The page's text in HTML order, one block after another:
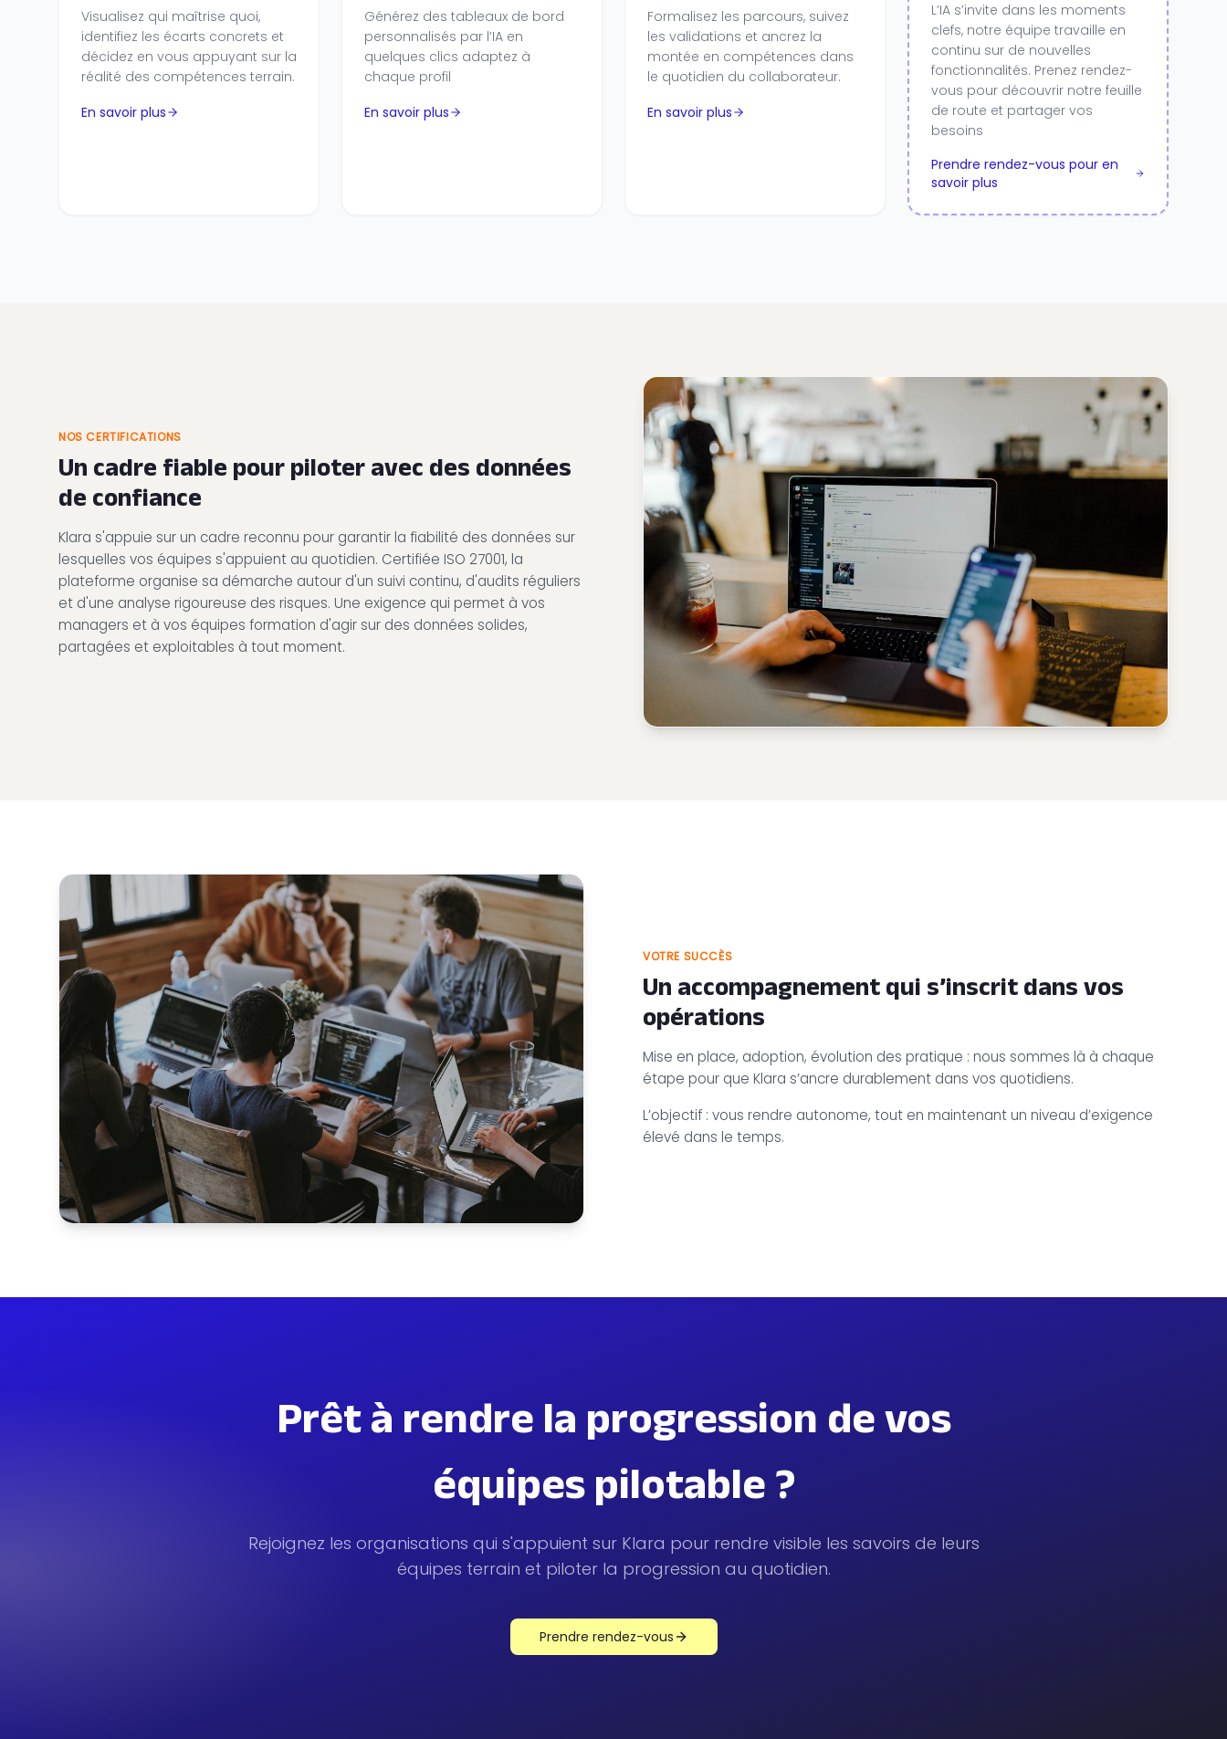
Visualisez qui maîtrise quoi,
identifiez les écarts concrets et
décidez en vous appuyant sur la
réalité des compétences terrain.
En savoir plus
Générez des tableaux de bord
personnalisés par l’IA en
quelques clics adaptez à
chaque profil
En savoir plus
Formalisez les parcours, suivez
les validations et ancrez la
montée en compétences dans
le quotidien du collaborateur.
En savoir plus
L’IA s’invite dans les moments
clefs, notre équipe travaille en
continu sur de nouvelles
fonctionnalités. Prenez rendez-
vous pour découvrir notre feuille
de route et partager vos
besoins
Prendre rendez-vous pour en
savoir plus
NOS CERTIFICATIONS
Un cadre fiable pour piloter avec des données
de confiance
Klara s'appuie sur un cadre reconnu pour garantir la fiabilité des données sur
lesquelles vos équipes s'appuient au quotidien. Certifiée ISO 27001, la
plateforme organise sa démarche autour d'un suivi continu, d'audits réguliers
et d'une analyse rigoureuse des risques. Une exigence qui permet à vos
managers et à vos équipes formation d'agir sur des données solides,
partagées et exploitables à tout moment.
VOTRE SUCCÈS
Un accompagnement qui s’inscrit dans vos
opérations
Mise en place, adoption, évolution des pratique : nous sommes là à chaque
étape pour que Klara s’ancre durablement dans vos quotidiens.
L’objectif : vous rendre autonome, tout en maintenant un niveau d’exigence
élevé dans le temps.
Prêt à rendre la progression de vos
équipes pilotable ?
Rejoignez les organisations qui s'appuient sur Klara pour rendre visible les savoirs de leurs
équipes terrain et piloter la progression au quotidien.
Prendre rendez-vous